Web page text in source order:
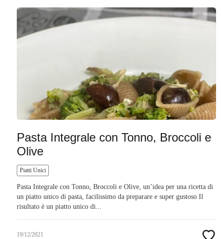
Pasta Integrale con Tonno, Broccoli e
Olive
Piatti Unici
Pasta Integrale con Tonno, Broccoli e Olive, un’idea per una ricetta di
un piatto unico di pasta, facilissimo da preparare e super gustoso Il
risultato è un piatto unico di...
19/12/2021